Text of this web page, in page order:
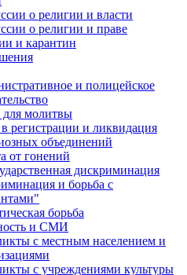
о религии и власти
о религии и праве
и карантин
и полицейское
для молитвы
регистрации и ликвидация
объединений
от гонений
дискриминация
и борьба с
борьба
и СМИ
с местным населением и
с учреждениями культуры